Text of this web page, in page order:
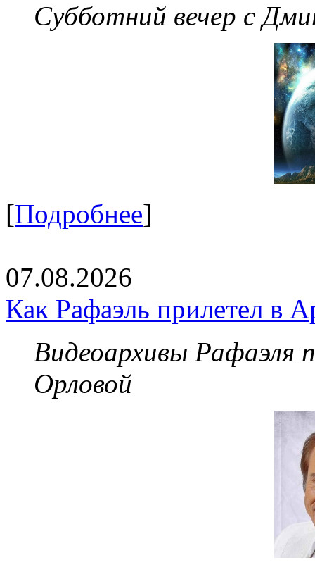
Субботний вечер с
[Подробнее]
07.08.2026
Как Рафаэль прилетел в
Видеоархивы Рафаэля
Орловой